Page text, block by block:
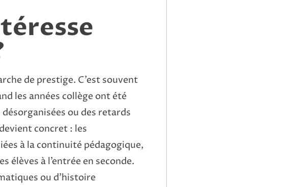
de prestige. C’est souvent
les années collège ont été
ou des retards
concret : les
à la continuité pédagogique,
élèves à l’entrée en seconde.
ou d’histoire